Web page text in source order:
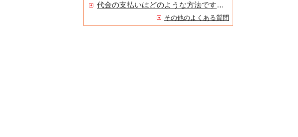
代金の支払いはどのような方法ですか？
その他のよくある質問